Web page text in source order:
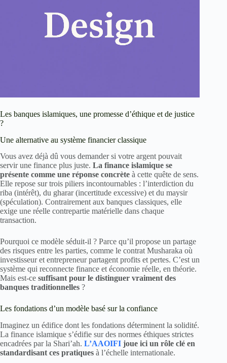
Les banques islamiques, une promesse d’éthique et de justice
?
Une alternative au système financier classique
Vous avez déjà dû vous demander si votre argent pouvait
servir une finance plus juste. La finance islamique se
présente comme une réponse concrète à cette quête de sens.
Elle repose sur trois piliers incontournables : l’interdiction du
riba (intérêt), du gharar (incertitude excessive) et du maysir
(spéculation). Contrairement aux banques classiques, elle
exige une réelle contrepartie matérielle dans chaque
transaction.
Pourquoi ce modèle séduit-il ? Parce qu’il propose un partage
des risques entre les parties, comme le contrat Musharaka où
investisseur et entrepreneur partagent profits et pertes. C’est un
système qui reconnecte finance et économie réelle, en théorie.
Mais est-ce suffisant pour le distinguer vraiment des
banques traditionnelles ?
Les fondations d’un modèle basé sur la confiance
Imaginez un édifice dont les fondations déterminent la solidité.
La finance islamique s’édifie sur des normes éthiques strictes
encadrées par la Shari’ah. L’AAOIFI joue ici un rôle clé en
standardisant ces pratiques à l’échelle internationale.